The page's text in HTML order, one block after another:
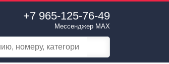
+7 965-125-76-49
Мессенджер MAX